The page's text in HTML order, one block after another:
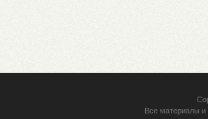
Все материалы и